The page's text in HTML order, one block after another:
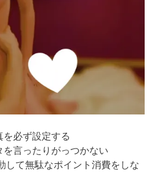
必ず設定する
言ったりがっつかない
して無駄なポイント消費をしな